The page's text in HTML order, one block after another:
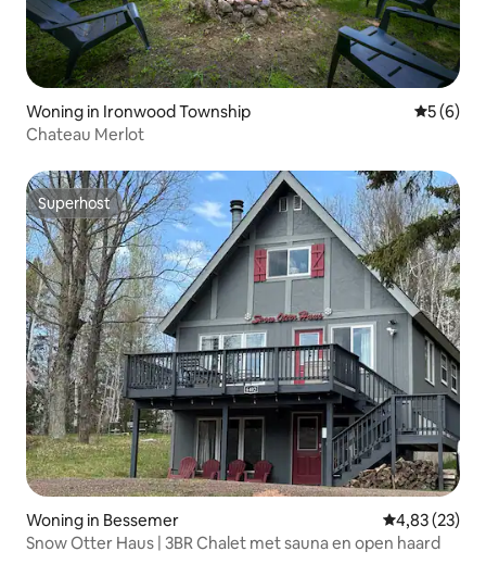
Woning in Ironwood Township
5 (6)
Chateau Merlot
Superhost
Superhost
Woning in Bessemer Gemiddelde
4,83 (23)
Snow Otter Haus | 3BR Chalet met sauna en open haard